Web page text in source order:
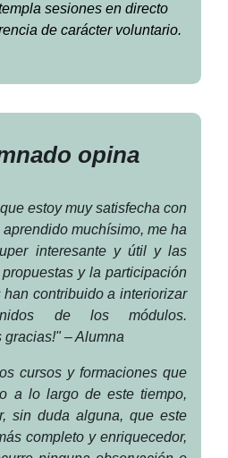
sesiones en directo
de carácter voluntario.
opina
estoy muy satisfecha con
muchísimo, me ha
interesante y útil y las
y la participación
han contribuido a interiorizar
de los módulos.
gracias!" – Alumna
cursos y formaciones que
a lo largo de este tiempo,
sin duda alguna, que este
completo y enriquecedor,